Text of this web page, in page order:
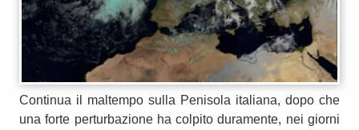
Continua il maltempo sulla Penisola italiana, dopo che
una forte perturbazione ha colpito duramente, nei giorni